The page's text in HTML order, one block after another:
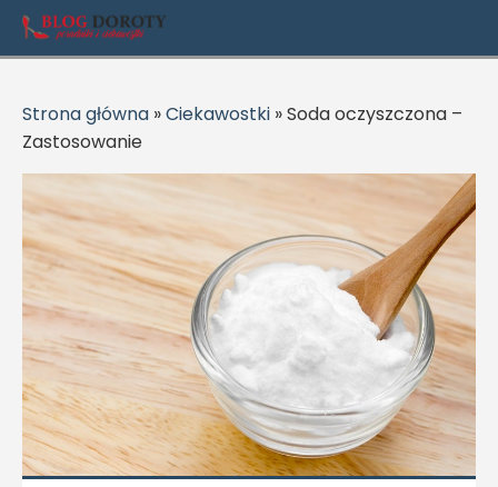
Strona główna »Ciekawostki »Soda oczyszczona –
Zastosowanie